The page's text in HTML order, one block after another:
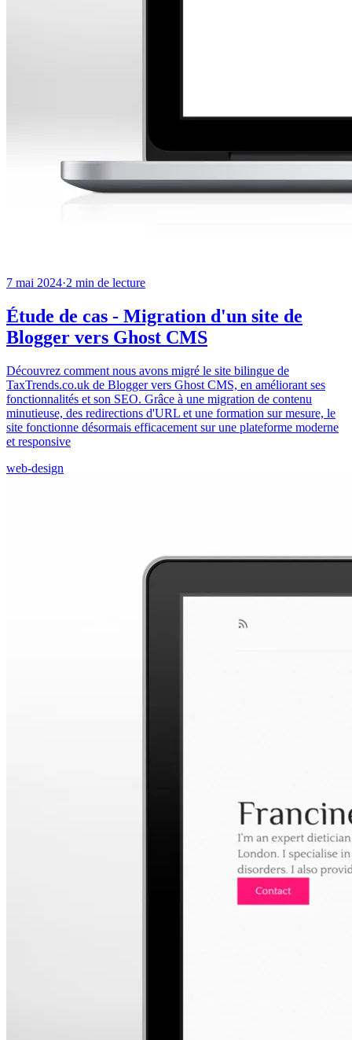
7 mai 2024·2 min de lecture
Étude de cas - Migration d'un site de
Blogger vers Ghost CMS
Découvrez comment nous avons migré le site bilingue de
TaxTrends.co.uk de Blogger vers Ghost CMS, en améliorant ses
fonctionnalités et son SEO. Grâce à une migration de contenu
minutieuse, des redirections d'URL et une formation sur mesure, le
site fonctionne désormais efficacement sur une plateforme moderne
et responsive
web-design